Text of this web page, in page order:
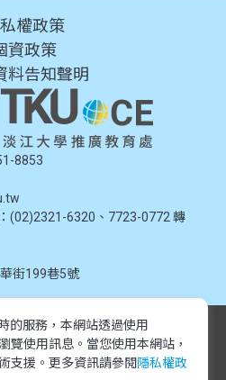
權政策
資政策
料告知聲明
8853
(02)2321-6320、7723-0772 轉
街199巷5號
有。本網站內容由淡江大學推廣教育處
有課程資訊、圖片及資料皆屬本單位所
of Continuing Education. All rights
的服務，本網站透過使用
覽使用訊息。 當您使用本網站，
支援。更多資訊請參閱 隱私權政